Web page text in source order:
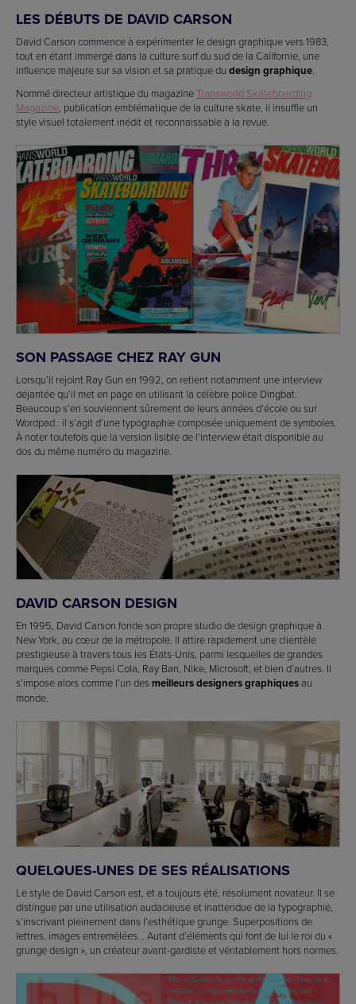
LES DÉBUTS DE DAVID CARSON
David Carson commence à expérimenter le design graphique vers 1983,
tout en étant immergé dans la culture surf du sud de la Californie, une
influence majeure sur sa vision et sa pratique du design graphique.
Nommé directeur artistique du magazineTransworld Skateboarding
Magazine, publication emblématique de la culture skate, il insuffle un
style visuel totalement inédit et reconnaissable à la revue.
SON PASSAGE CHEZ RAY GUN
Lorsqu’il rejoint Ray Gun en 1992, on retient notamment une interview
déjantée qu’il met en page en utilisant la célèbre police Dingbat.
Beaucoup s’en souviennent sûrement de leurs années d’école ou sur
Wordpad : il s’agit d’une typographie composée uniquement de symboles.
À noter toutefois que la version lisible de l’interview était disponible au
dos du même numéro du magazine.
DAVID CARSON DESIGN
En 1995, David Carson fonde son propre studio de design graphique à
New York, au cœur de la métropole. Il attire rapidement une clientèle
prestigieuse à travers tous les États-Unis, parmi lesquelles de grandes
marques comme Pepsi Cola, Ray Ban, Nike, Microsoft, et bien d’autres. Il
s’impose alors comme l’un des meilleurs designers graphiquesau
monde.
QUELQUES-UNES DE SES RÉALISATIONS
Le style de David Carson est, et a toujours été, résolument novateur. Il se
distingue par une utilisation audacieuse et inattendue de la typographie,
s’inscrivant pleinement dans l’esthétique grunge. Superpositions de
lettres, images entremêlées… Autant d’éléments qui font de lui le roi du «
grunge design », un créateur avant-gardiste et véritablement hors normes.